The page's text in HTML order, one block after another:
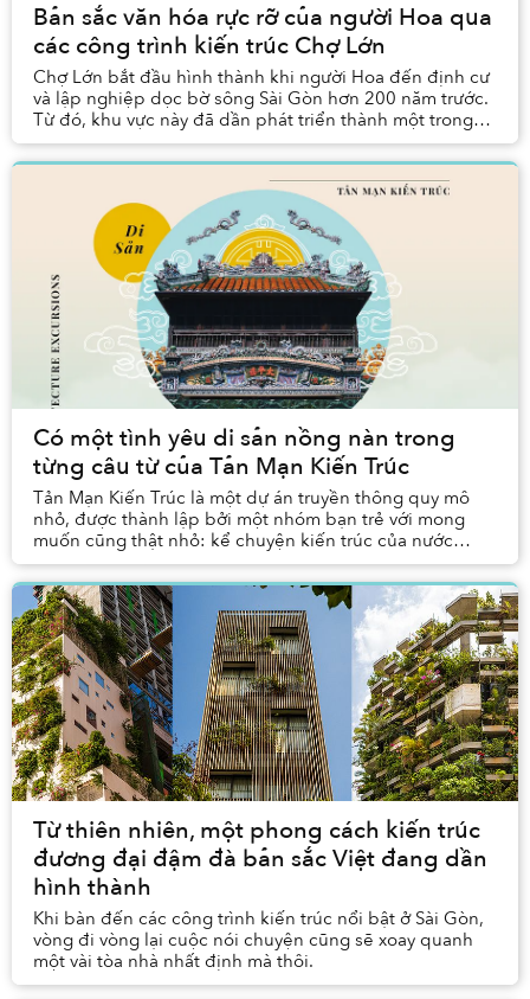
Bản sắc văn hóa rực rỡ của người Hoa qua
các công trình kiến trúc Chợ Lớn
Chợ Lớn bắt đầu hình thành khi người Hoa đến định cư
và lập nghiệp dọc bờ sông Sài Gòn hơn 200 năm trước.
Từ đó, khu vực này đã dần phát triển thành một trong
những khu phố phồn thịnh nhất Sài Gòn.&nb...
Có một tình yêu di sản nồng nàn trong
từng câu từ của Tản Mạn Kiến Trúc
Tản Mạn Kiến Trúc là một dự án truyền thông quy mô
nhỏ, được thành lập bởi một nhóm bạn trẻ với mong
muốn cũng thật nhỏ: kể chuyện kiến trúc của nước
mình cho những người trẻ như mình nghe. Từng bước ...
Từ thiên nhiên, một phong cách kiến trúc
đương đại đậm đà bản sắc Việt đang dần
hình thành
Khi bàn đến các công trình kiến trúc nổi bật ở Sài Gòn,
vòng đi vòng lại cuộc nói chuyện cũng sẽ xoay quanh
một vài tòa nhà nhất định mà thôi.